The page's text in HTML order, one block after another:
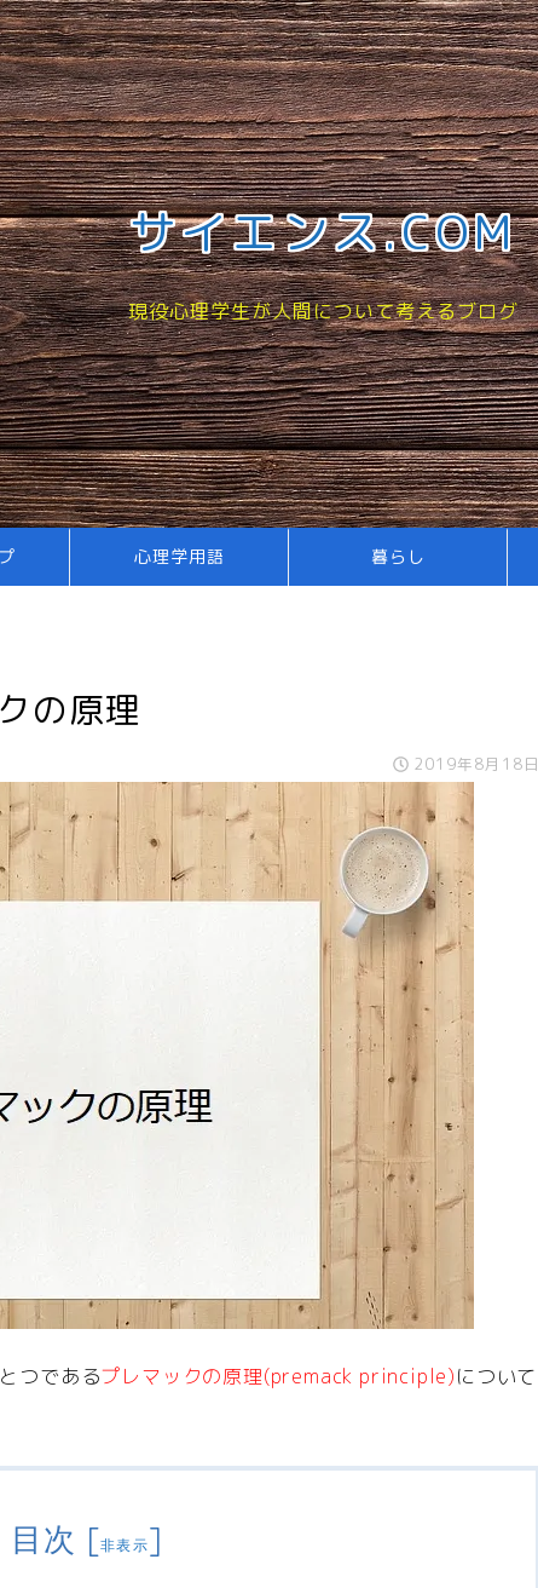
サイエンス.COM
現役心理学生が人間について考えるブログ
心理学用語 暮らし
の原理
2019年8月18日
つであるプレマックの原理(premack principle)について
目次 [非表示]